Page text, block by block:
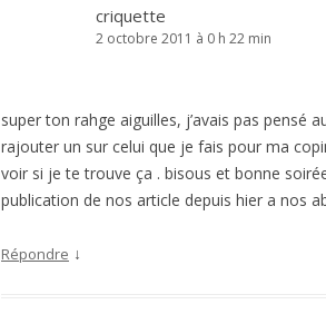
criquette
2 octobre 2011 à 0 h 22 min
super ton rahge aiguilles, j’avais pas pensé
rajouter un sur celui que je fais pour ma
voir si je te trouve ça . bisous et bonne
publication de nos article depuis hier a nos
Répondre ↓